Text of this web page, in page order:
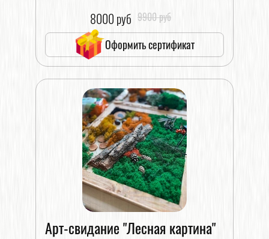
8000 руб 9900 руб
Оформить сертификат
Арт-свидание "Лесная картина"